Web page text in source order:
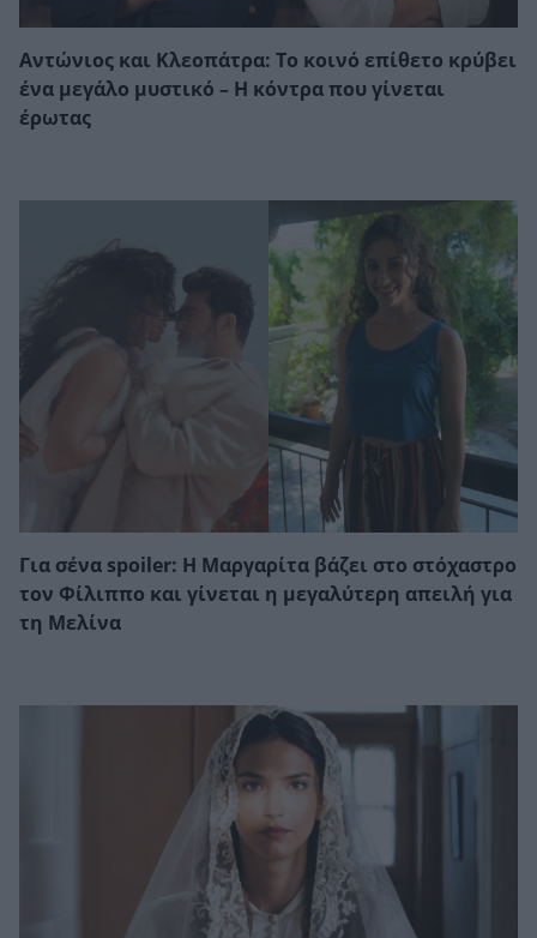
Αντώνιος και Κλεοπάτρα: Το κοινό επίθετο κρύβει
ένα μεγάλο μυστικό – Η κόντρα που γίνεται
έρωτας
Για σένα spoiler: Η Μαργαρίτα βάζει στο στόχαστρο
τον Φίλιππο και γίνεται η μεγαλύτερη απειλή για
τη Μελίνα